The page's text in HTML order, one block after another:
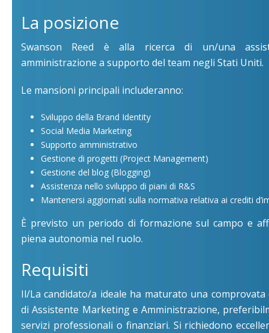
La posizione
Swanson Reed è alla ricerca di un/una
amministrazione a supporto del team negli Stati Uniti.
Le mansioni principali includeranno:
Sviluppo della Brand Identity
Social Media Marketing
Supporto amministrativo
Gestione di progetti (Project Management)
Gestione del blog (Blogging)
Assistenza nello sviluppo di piani di R&S
Mantenersi aggiornati sulla normativa relativa ai crediti
È previsto un periodo di formazione sul campo e
piena autonomia nel ruolo.
Requisiti
Il/La candidato/a ideale ha maturato una
di Assistente Marketing e Amministrazione,
servizi professionali o finanziari. Si richiedono